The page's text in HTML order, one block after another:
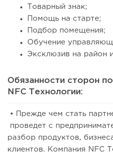
Товарный знак;
Помощь на старте;
Подбор помещения;
Обучение
Эксклюзив на район
Обязанности сторон
NFC Технологии:
• Прежде чем стать
проведет с
разбор продуктов,
клиентов. Компания NFC